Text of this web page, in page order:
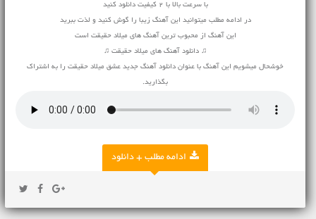
با سرعت بالا با 2 کیفیت دانلود کنید
در ادامه مطلب میتوانید این آهنگ زیبا را گوش کنید و لذت ببرید
این آهنگ از محبوب ترین آهنگ های میلاد حقیقت است
♫ دانلود آهنگ های میلاد حقیقت ♫
خوشحال میشویم این آهنگ با عنوان دانلود آهنگ جدید عشق میلاد حقیقت را به اشتراک
بگذارید.
ادامه مطلب + دانلود